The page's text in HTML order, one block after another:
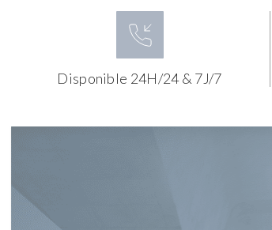
Disponible 24H/24 & 7J/7